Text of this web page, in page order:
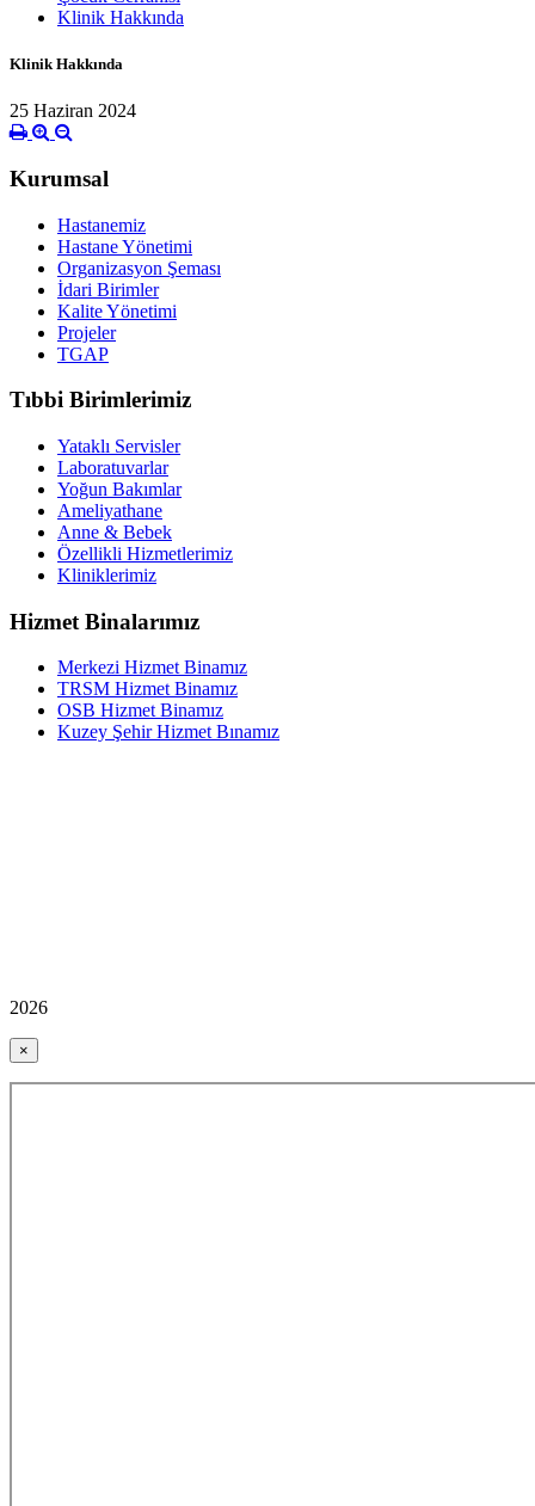
Klinik Hakkında
Klinik Hakkında
25 Haziran 2024
Kurumsal
Hastanemiz
Hastane Yönetimi
Organizasyon Şeması
İdari Birimler
Kalite Yönetimi
Projeler
TGAP
Tıbbi Birimlerimiz
Yataklı Servisler
Laboratuvarlar
Yoğun Bakımlar
Ameliyathane
Anne & Bebek
Özellikli Hizmetlerimiz
Kliniklerimiz
Hizmet Binalarımız
Merkezi Hizmet Binamız
TRSM Hizmet Binamız
OSB Hizmet Binamız
Kuzey Şehir Hizmet Bınamız
2026
×